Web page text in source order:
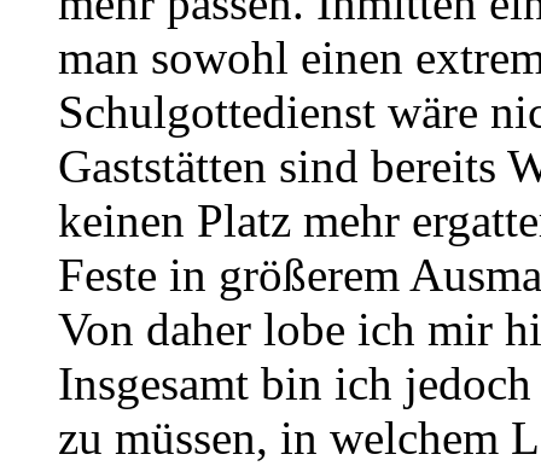
man sowohl einen
Schulgottedienst wäre
Gaststätten sind bereits
keinen Platz mehr
Feste in größerem
Von daher lobe ich mir
Insgesamt bin ich
zu müssen, in welchem